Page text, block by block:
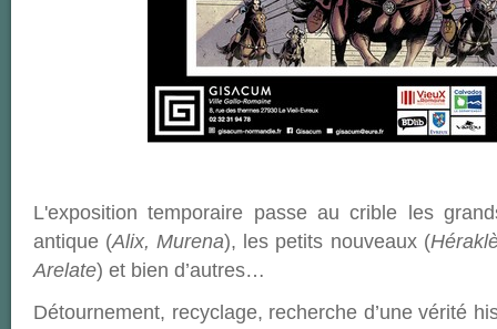
L'exposition temporaire passe au crible les
antique (Alix, Murena), les petits nouveaux (
Arelate) et bien d’autres…
Détournement, recyclage, recherche d’une vérité